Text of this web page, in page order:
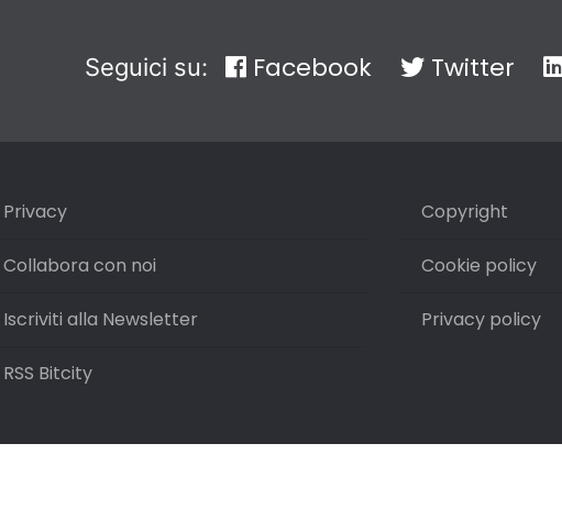
Seguici su: Facebook Twitter
Privacy
Collabora con noi
Iscriviti alla Newsletter
RSS Bitcity
Copyright
Cookie policy
Privacy policy